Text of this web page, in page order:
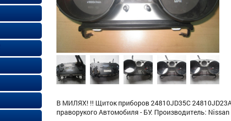
В МИЛЯХ! !! Щиток приборов 24810JD35C
праворукого Автомобиля - БУ. Производитель: